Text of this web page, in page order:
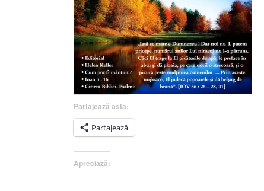
Partajează asta:
Partajează
Apreciază: